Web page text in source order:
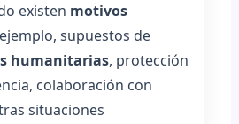
existen motivos
supuestos de
humanitarias, protección
colaboración con
situaciones